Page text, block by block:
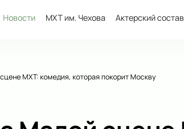
Новости МХТ им. Чехова Актерский состав
МХТ: комедия, которая покорит Москву